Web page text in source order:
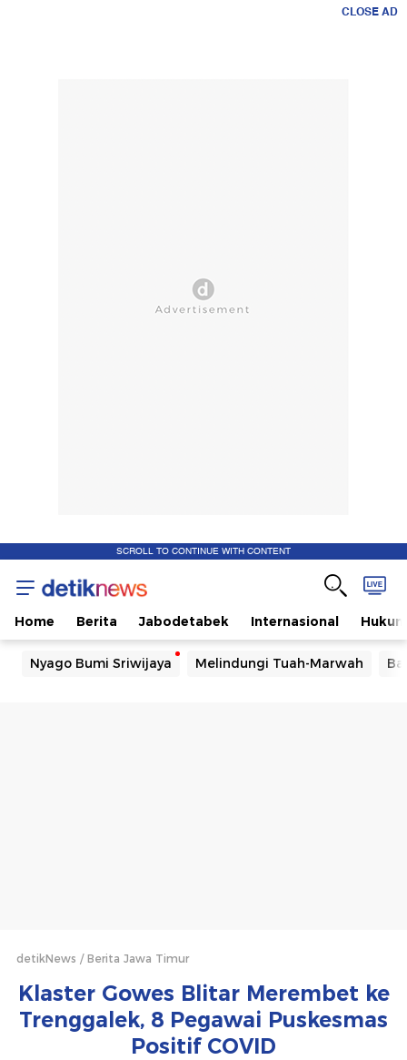
CLOSE AD
SCROLL TO CONTINUE WITH CONTENT
Home Berita Jabodetabek Internasional Hukum
Nyago Bumi Sriwijaya Melindungi Tuah-Marwah
detikNews Berita Jawa Timur
Klaster Gowes Blitar Merembet ke
Trenggalek, 8 Pegawai Puskesmas
Positif COVID